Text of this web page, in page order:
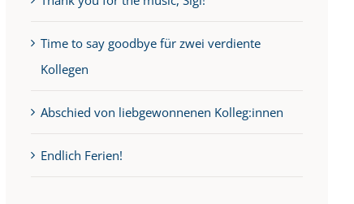
Time to say goodbye für zwei verdiente
Kollegen
Abschied von liebgewonnenen Kolleg:innen
Endlich Ferien!